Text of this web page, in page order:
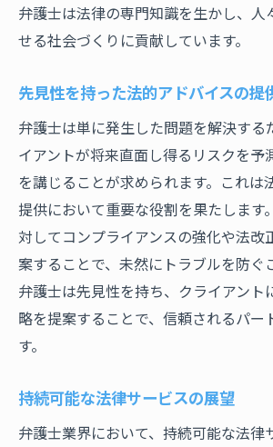
弁護士は法律の専門知識を生かし、人
せる社会づくりに貢献しています。
先見性を持った法的アドバイスの提
弁護士は単に発生した問題を解決する
イアントが将来直面し得るリスクを予
を講じることが求められます。これは
提供において重要な役割を果たします
対してコンプライアンスの強化や法改
案することで、未然にトラブルを防ぐ
弁護士は先見性を持ち、クライアント
略を提案することで、信頼されるパー
す。
持続可能な法律サービスの展望
弁護士業界において、持続可能な法律